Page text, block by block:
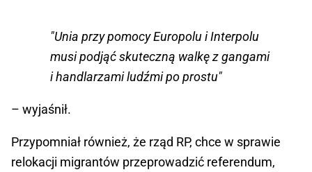
"Unia przy pomocy Europolu i Interpolu
musi podjąć skuteczną walkę z gangami
i handlarzami ludźmi po prostu"
– wyjaśnił.
Przypomniał również, że rząd RP, chce w sprawie
relokacji migrantów przeprowadzić referendum,